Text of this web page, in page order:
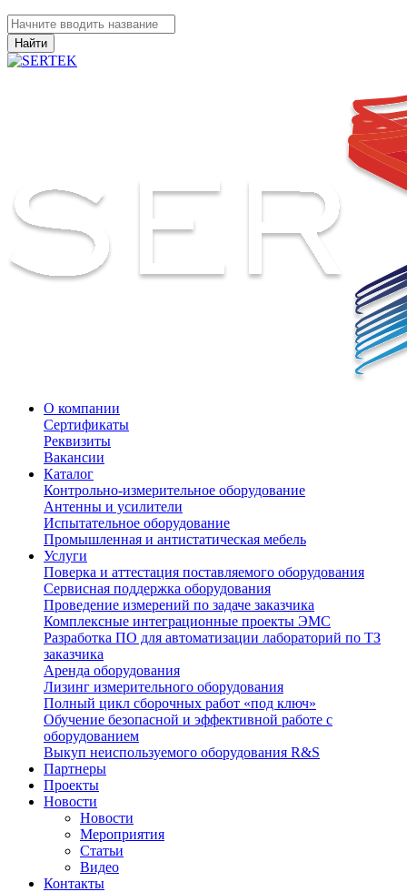
Найти
О компании
Сертификаты
Реквизиты
Вакансии
Каталог
Контрольно-измерительное оборудование
Антенны и усилители
Испытательное оборудование
Промышленная и антистатическая мебель
Услуги
Поверка и аттестация поставляемого оборудования
Сервисная поддержка оборудования
Проведение измерений по задаче заказчика
Комплексные интеграционные проекты ЭМС
Разработка ПО для автоматизации лабораторий по ТЗ
заказчика
Аренда оборудования
Лизинг измерительного оборудования
Полный цикл сборочных работ «под ключ»
Обучение безопасной и эффективной работе с
оборудованием
Выкуп неиспользуемого оборудования R&S
Партнеры
Проекты
Новости
Новости
Мероприятия
Статьи
Видео
Контакты